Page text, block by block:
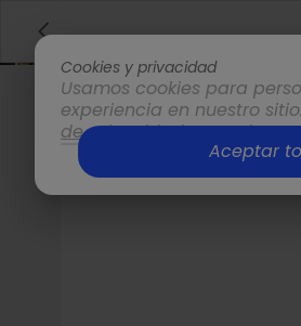
Cookies y privacidad
Usamos cookies para
experiencia en nuestro
de privacidadpara
Aceptar